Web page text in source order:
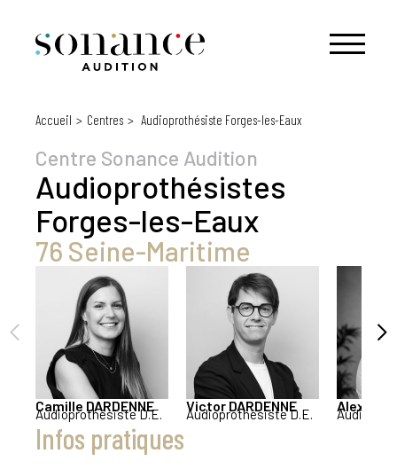
Accueil Centres Audioprothésiste Forges-les-Eaux
Centre Sonance Audition
Audioprothésistes
Forges-les-Eaux
76 Seine-Maritime
Camille DARDENNE
Audioprothésiste D.E. Victor DARDENNE
Audioprothésiste D.E.
Infos pratiques